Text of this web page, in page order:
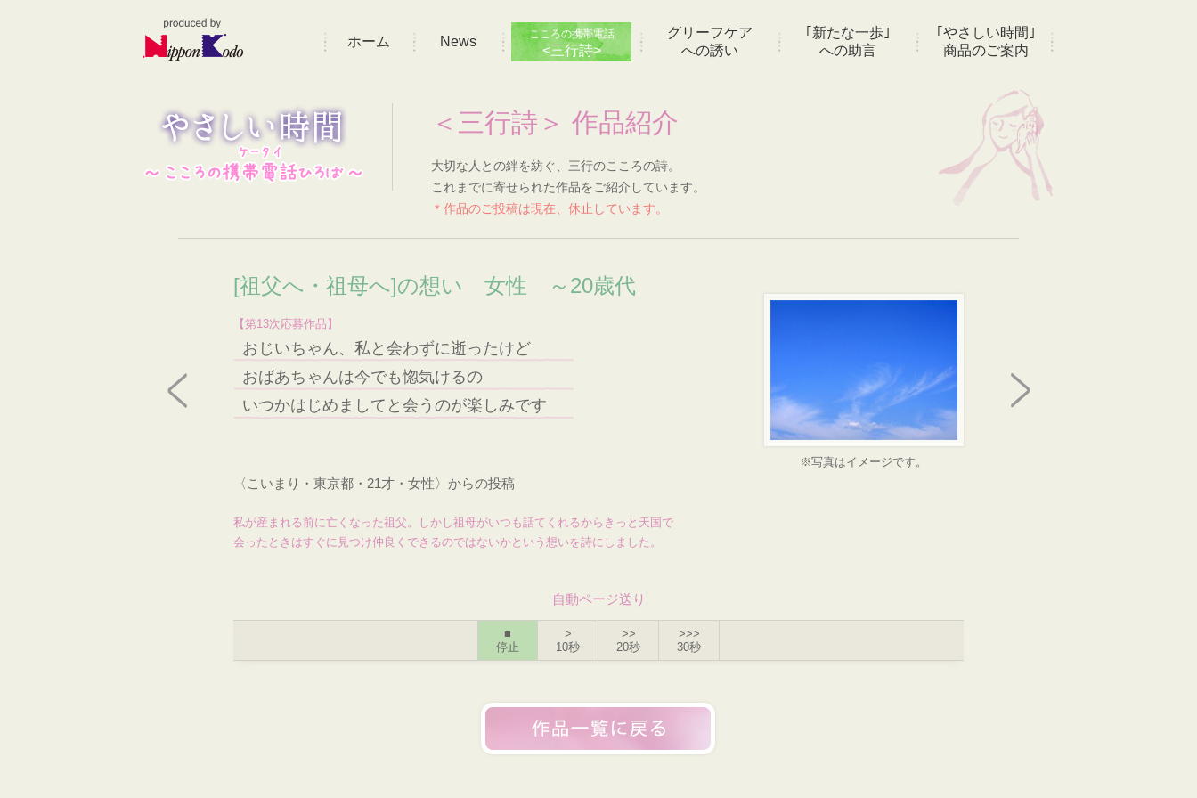
ホーム News こころの携帯電話
<三行詩>
グリーフケア
への誘い
｢新たな一歩｣
への助言
｢やさしい時間｣
商品のご案内
＜三行詩＞ 作品紹介
大切な人との絆を紡ぐ、三行のこころの詩。
これまでに寄せられた作品をご紹介しています。
＊作品のご投稿は現在、休止しています。
[祖父へ・祖母へ]の想い 女性 ～20歳代
【第13次応募作品】
おじいちゃん、私と会わずに逝ったけど
おばあちゃんは今でも惚気けるの
いつかはじめましてと会うのが楽しみです
※写真はイメージです。
〈こいまり・東京都・21才・女性〉からの投稿
私が産まれる前に亡くなった祖父。しかし祖母がいつも話てくれるからきっと天国で
会ったときはすぐに見つけ仲良くできるのではないかという想いを詩にしました。
自動ページ送り
■
停止
>
10秒
>>
20秒
>>>
30秒